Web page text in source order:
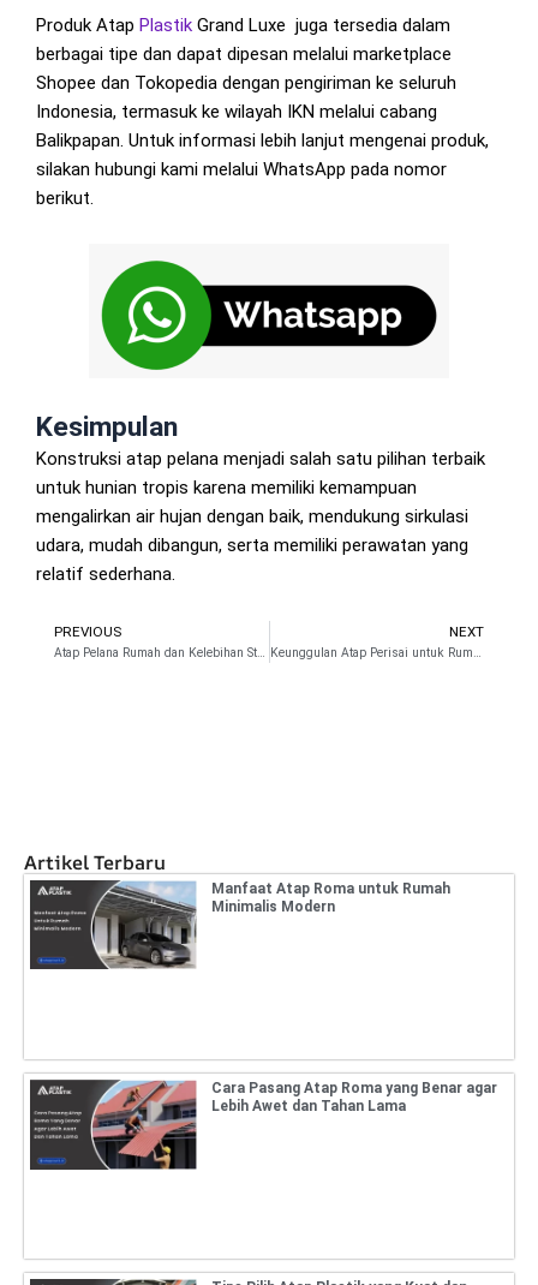
Produk Atap Plastik Grand Luxe juga tersedia dalam
berbagai tipe dan dapat dipesan melalui marketplace
Shopee dan Tokopedia dengan pengiriman ke seluruh
Indonesia, termasuk ke wilayah IKN melalui cabang
Balikpapan. Untuk informasi lebih lanjut mengenai produk,
silakan hubungi kami melalui WhatsApp pada nomor
berikut.
Kesimpulan
Konstruksi atap pelana menjadi salah satu pilihan terbaik
untuk hunian tropis karena memiliki kemampuan
mengalirkan air hujan dengan baik, mendukung sirkulasi
udara, mudah dibangun, serta memiliki perawatan yang
relatif sederhana.
Prev
PREVIOUS NEXT
Artikel Terbaru
Manfaat Atap Roma untuk Rumah
Minimalis Modern
Cara Pasang Atap Roma yang Benar agar
Lebih Awet dan Tahan Lama